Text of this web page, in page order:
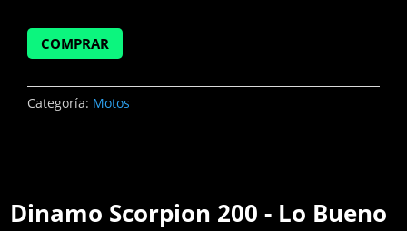
COMPRAR
Categoría: Motos
Dinamo Scorpion 200 - Lo Bueno